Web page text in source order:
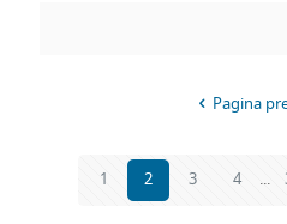
Pagina
1 2 3 4 ...